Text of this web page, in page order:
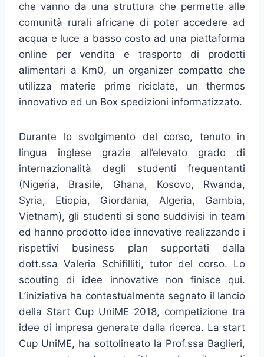
che vanno da una struttura che permette alle
comunità rurali africane di poter accedere ad
acqua e luce a basso costo ad una piattaforma
online per vendita e trasporto di prodotti
alimentari a Km0, un organizer compatto che
utilizza materie prime riciclate, un thermos
innovativo ed un Box spedizioni informatizzato.
Durante lo svolgimento del corso, tenuto in
lingua inglese grazie all’elevato grado di
internazionalità degli studenti frequentanti
(Nigeria, Brasile, Ghana, Kosovo, Rwanda,
Syria, Etiopia, Giordania, Algeria, Gambia,
Vietnam), gli studenti si sono suddivisi in team
ed hanno prodotto idee innovative realizzando i
rispettivi business plan supportati dalla
dott.ssa Valeria Schifilliti, tutor del corso. Lo
scouting di idee innovative non finisce qui.
L’iniziativa ha contestualmente segnato il lancio
della Start Cup UniME 2018, competizione tra
idee di impresa generate dalla ricerca. La start
Cup UniME, ha sottolineato la Prof.ssa Baglieri,